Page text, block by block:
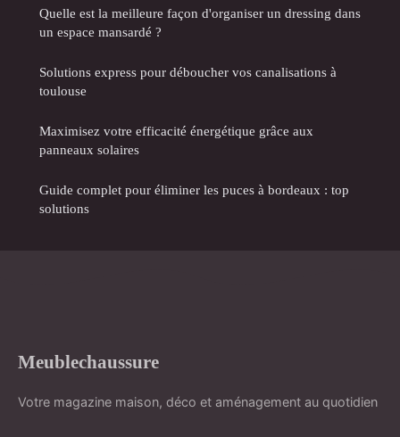
Quelle est la meilleure façon d'organiser un dressing dans
un espace mansardé ?
Solutions express pour déboucher vos canalisations à
toulouse
Maximisez votre efficacité énergétique grâce aux
panneaux solaires
Guide complet pour éliminer les puces à bordeaux : top
solutions
Meublechaussure
Votre magazine maison, déco et aménagement au quotidien